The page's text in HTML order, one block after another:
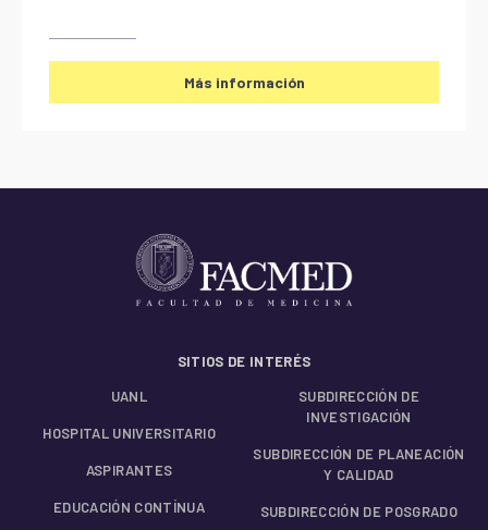
Más información
SITIOS DE INTERÉS
UANL
HOSPITAL UNIVERSITARIO
ASPIRANTES
EDUCACIÓN CONTÍNUA
SUBDIRECCIÓN DE
INVESTIGACIÓN
SUBDIRECCIÓN DE PLANEACIÓN
Y CALIDAD
SUBDIRECCIÓN DE POSGRADO